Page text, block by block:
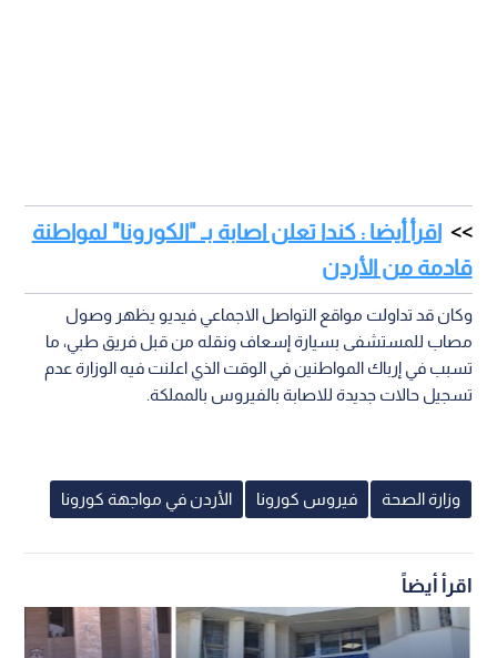
اقرأ أيضا : كندا تعلن اصابة بـ "الكورونا" لمواطنة
قادمة من الأردن
وكان قد تداولت مواقع التواصل الاجماعي فيديو يظهر وصول
مصاب للمستشفى بسيارة إسعاف ونقله من قبل فريق طبي، ما
تسبب في إرباك المواطنين في الوقت الذي اعلنت فيه الوزارة عدم
تسجيل حالات جديدة للاصابة بالفيروس بالمملكة.
وزارة الصحة فيروس كورونا الأردن في مواجهة كورونا
اقرأ أيضاً